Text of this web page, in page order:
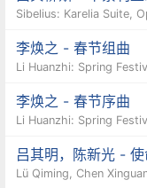
Sibelius: Karelia Suite,
李焕之 - 春节组曲
Li Huanzhi: Spring
李焕之 - 春节序曲
Li Huanzhi: Spring
吕其明，陈新光 -
Lü Qiming, Chen